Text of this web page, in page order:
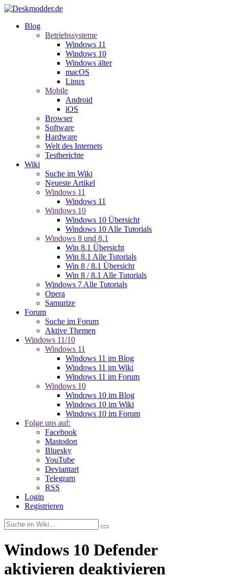
Blog
Betriebssysteme
Windows 11
Windows 10
Windows älter
macOS
Linux
Mobile
Android
iOS
Browser
Software
Hardware
Welt des Internets
Testberichte
Wiki
Suche im Wiki
Neueste Artikel
Windows 11
Windows 11
Windows 10
Windows 10 Übersicht
Windows 10 Alle Tutorials
Windows 8 und 8.1
Win 8.1 Übersicht
Win 8.1 Alle Tutorials
Win 8 / 8.1 Übersicht
Win 8 / 8.1 Alle Tutorials
Windows 7 Alle Tutorials
Opera
Samurize
Forum
Suche im Forum
Aktive Themen
Windows 11/10
Windows 11
Windows 11 im Blog
Windows 11 im Wiki
Windows 11 im Forum
Windows 10
Windows 10 im Blog
Windows 10 im Wiki
Windows 10 im Forum
Folge uns auf:
Facebook
Mastodon
Bluesky
YouTube
Deviantart
Telegram
RSS
Login
Registrieren
Windows 10 Defender
aktivieren deaktivieren